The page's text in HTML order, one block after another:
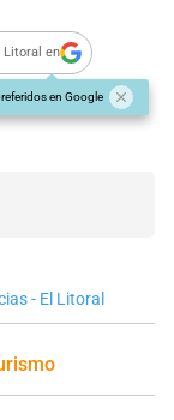
Litoral en
en Google
- El Litoral